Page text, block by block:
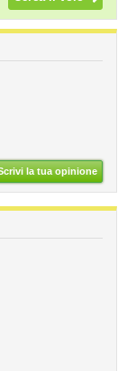
la tua opinione